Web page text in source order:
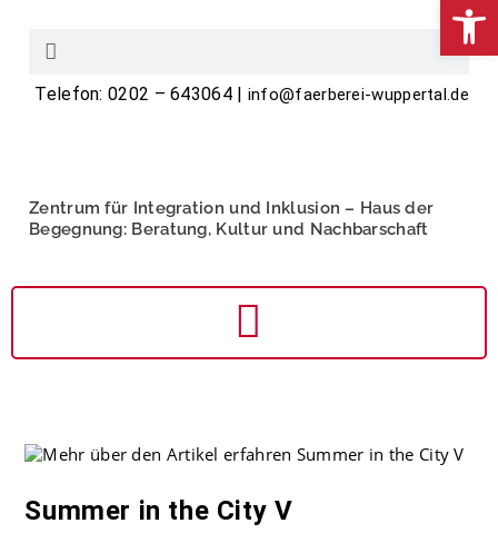
Telefon: 0202 – 643064 | info@faerberei-wuppertal.de
Zentrum für Integration und Inklusion – Haus der
Begegnung: Beratung, Kultur und Nachbarschaft
Summer in the City V